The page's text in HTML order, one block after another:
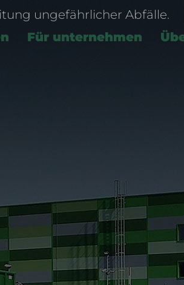
ungefährlicher Abfälle.
Für unternehmen